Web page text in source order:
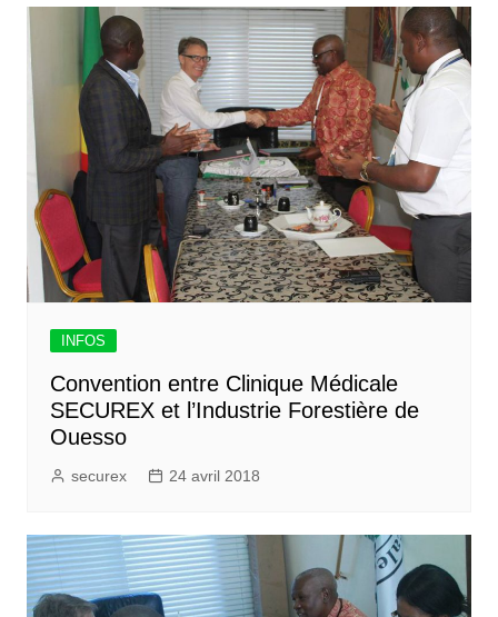
INFOS
Convention entre Clinique Médicale
SECUREX et l’Industrie Forestière de
Ouesso
securex 24 avril 2018